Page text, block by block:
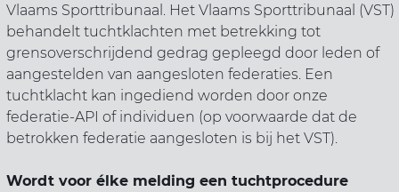
Vlaams Sporttribunaal. Het Vlaams Sporttribunaal (VST)
behandelt tuchtklachten met betrekking tot
grensoverschrijdend gedrag gepleegd door leden of
aangestelden van aangesloten federaties. Een
tuchtklacht kan ingediend worden door onze
federatie-API of individuen (op voorwaarde dat de
betrokken federatie aangesloten is bij het VST).
Wordt voor élke melding een tuchtprocedure